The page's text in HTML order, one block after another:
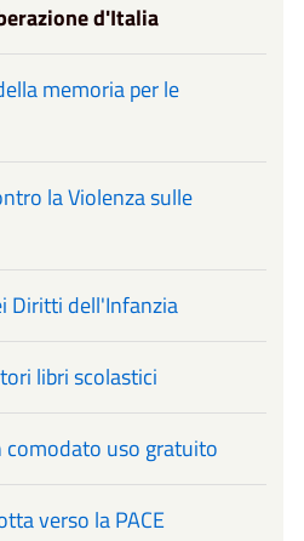
d'Italia
memoria per le
la Violenza sulle
Diritti dell'Infanzia
libri scolastici
comodato uso gratuito
verso la PACE